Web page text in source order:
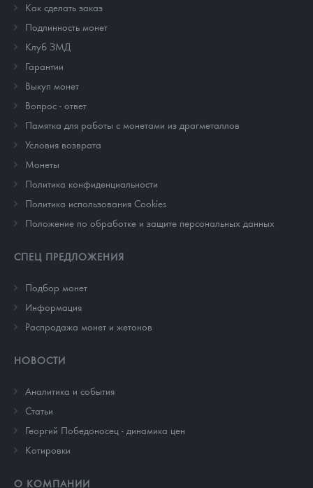
Как сделать заказ
Подлинность монет
Клуб ЗМД
Гарантии
Выкуп монет
Вопрос - ответ
Памятка для работы с монетами из драгметаллов
Условия возврата
Монеты
Политика конфиденциальности
Политика использования Cookies
Положение по обработке и защите персональных данных
СПЕЦ ПРЕДЛОЖЕНИЯ
Подбор монет
Информация
Распродажа монет и жетонов
НОВОСТИ
Аналитика и события
Cтатьи
Георгий Победоносец - динамика цен
Котировки
О КОМПАНИИ